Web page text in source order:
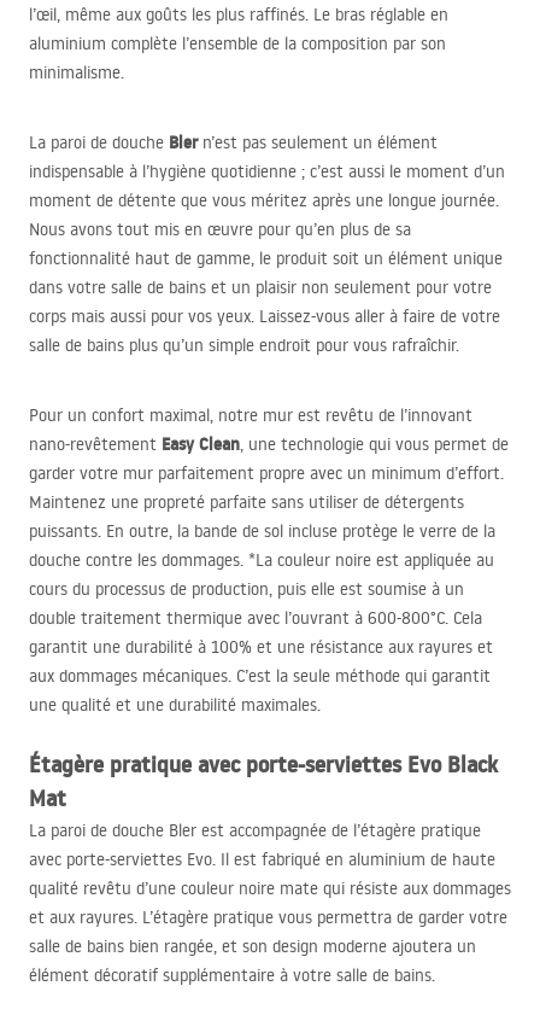
l’œil, même aux goûts les plus raffinés. Le bras réglable en
aluminium complète l’ensemble de la composition par son
minimalisme.
La paroi de douche Blern’est pas seulement un élément
indispensable à l’hygiène quotidienne ; c’est aussi le moment d’un
moment de détente que vous méritez après une longue journée.
Nous avons tout mis en œuvre pour qu’en plus de sa
fonctionnalité haut de gamme, le produit soit un élément unique
dans votre salle de bains et un plaisir non seulement pour votre
corps mais aussi pour vos yeux. Laissez-vous aller à faire de votre
salle de bains plus qu’un simple endroit pour vous rafraîchir.
Pour un confort maximal, notre mur est revêtu de l’innovant
nano-revêtement Easy Clean, une technologie qui vous permet de
garder votre mur parfaitement propre avec un minimum d’effort.
Maintenez une propreté parfaite sans utiliser de détergents
puissants. En outre, la bande de sol incluse protège le verre de la
douche contre les dommages. *La couleur noire est appliquée au
cours du processus de production, puis elle est soumise à un
double traitement thermique avec l’ouvrant à 600-800°C. Cela
garantit une durabilité à 100% et une résistance aux rayures et
aux dommages mécaniques. C’est la seule méthode qui garantit
une qualité et une durabilité maximales.
Étagère pratique avec porte-serviettes Evo Black
Mat
La paroi de douche Bler est accompagnée de l’étagère pratique
avec porte-serviettes Evo. Il est fabriqué en aluminium de haute
qualité revêtu d’une couleur noire mate qui résiste aux dommages
et aux rayures. L’étagère pratique vous permettra de garder votre
salle de bains bien rangée, et son design moderne ajoutera un
élément décoratif supplémentaire à votre salle de bains.